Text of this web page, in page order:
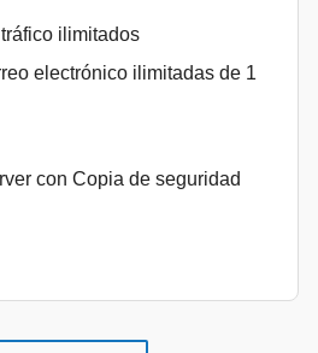
ilimitados
electrónico ilimitadas de 1
con Copia de seguridad